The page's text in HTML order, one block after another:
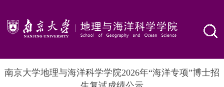
南京大学地理与海洋科学学院2026年“海洋专项”博士招